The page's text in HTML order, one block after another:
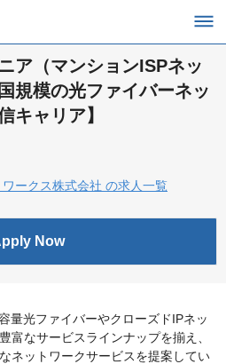
ア（マンションISPネッ
規模の光ファイバーネッ
キャリア】
ークス株式会社 の求人一覧
Now
量光ファイバーやクローズドIPネッ
富なサービスラインナップを揃え、
ネットワークサービスを提案してい